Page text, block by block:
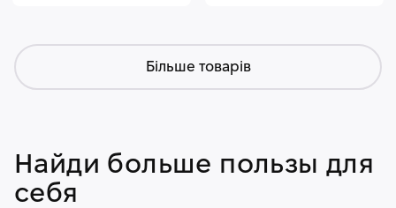
Більше товарів
Найди больше пользы для
себя